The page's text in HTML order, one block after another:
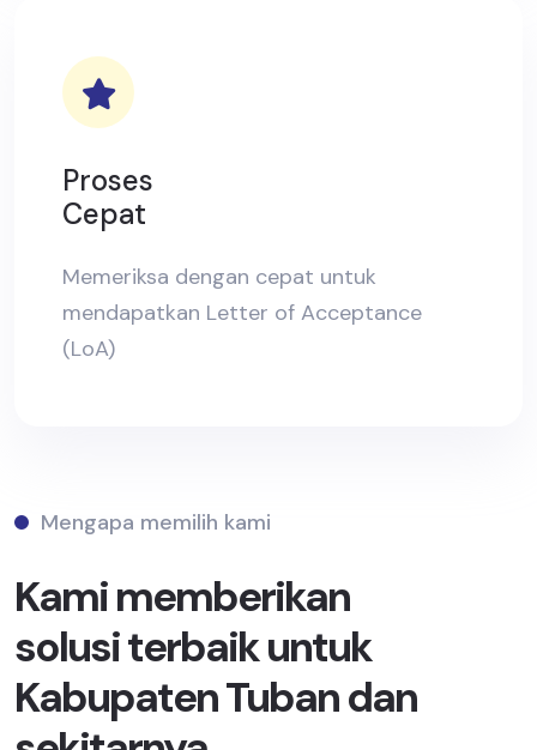
Proses
Cepat
Memeriksa dengan cepat untuk
mendapatkan Letter of Acceptance
(LoA)
Mengapa memilih kami
Kami memberikan
solusi terbaik untuk
Kabupaten Tuban dan